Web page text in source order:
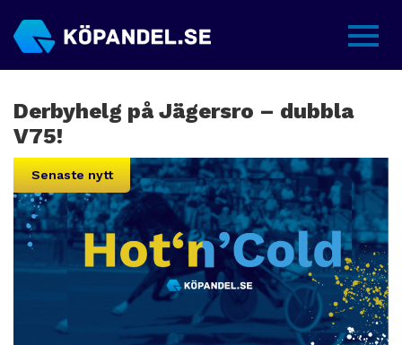
Derbyhelg på Jägersro – dubbla
V75!
Senaste nytt